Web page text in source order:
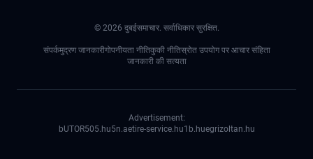
© 2026 दुबईसमाचार. सर्वाधिकार सुरक्षित.
संपर्कमुद्रण जानकारीगोपनीयता नीतिकुकी नीतिस्रोत उपयोग पर आचार संहिता
जानकारी की सत्यता
Advertisement:
bUTOR505.hu5n.aetire-service.hu1b.huegrizoltan.hu